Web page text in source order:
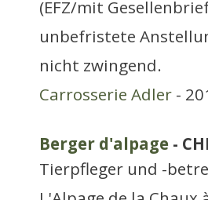
(EFZ/mit
unbefristete
nicht zwingend.
Carrosserie Adler -
Berger d'alpage -
Tierpfleger und -